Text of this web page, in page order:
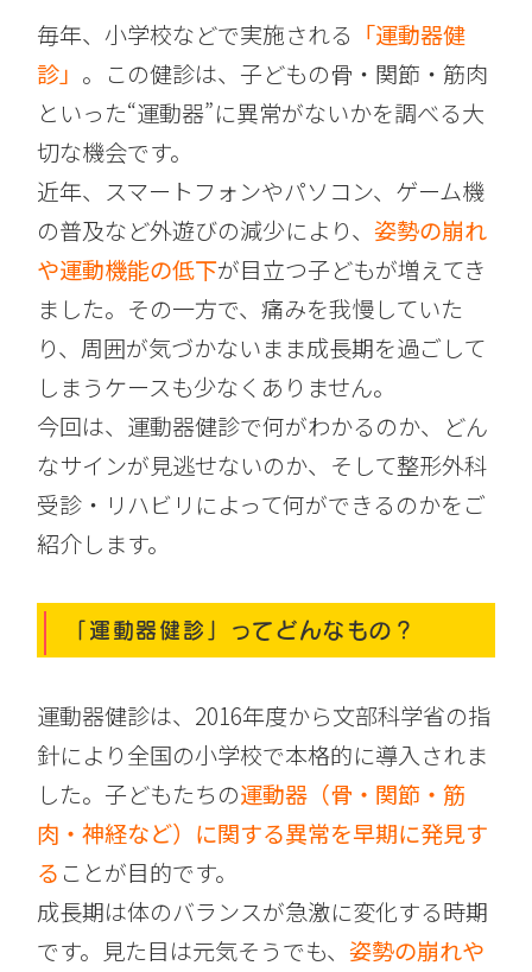
毎年、小学校などで実施される 「運動器健
診」 。この健診は、子どもの骨・関節・筋肉
といった“運動器”に異常がないかを調べる大
切な機会です。
近年、スマートフォンやパソコン、ゲーム機
の普及など外遊びの減少により、姿勢の崩れ
や運動機能の低下が目立つ子どもが増えてき
ました。その一方で、痛みを我慢していた
り、周囲が気づかないまま成長期を過ごして
しまうケースも少なくありません。
今回は、運動器健診で何がわかるのか、どん
なサインが見逃せないのか、そして整形外科
受診・リハビリによって何ができるのかをご
紹介します。
「運動器健診」ってどんなもの？
運動器健診は、2016年度から文部科学省の指
針により全国の小学校で本格的に導入されま
した。子どもたちの運動器（骨・関節・筋
肉・神経など）に関する異常を早期に発見す
る ことが目的です。
成長期は体のバランスが急激に変化する時期
です。見た目は元気そうでも、姿勢の崩れや